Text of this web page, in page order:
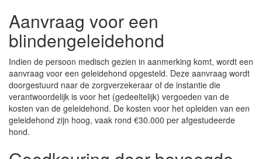
Aanvraag voor een
blindengeleidehond
Indien de persoon medisch gezien in aanmerking komt, wordt een
aanvraag voor een geleidehond opgesteld. Deze aanvraag wordt
doorgestuurd naar de zorgverzekeraar of de instantie die
verantwoordelijk is voor het (gedeeltelijk) vergoeden van de
kosten van de geleidehond. De kosten voor het opleiden van een
geleidehond zijn hoog, vaak rond €30.000 per afgestudeerde
hond.